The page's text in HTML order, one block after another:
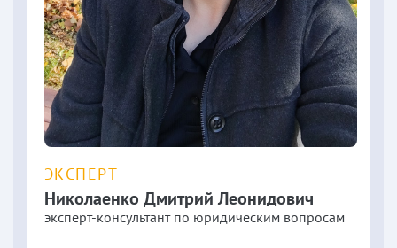
ЭКСПЕРТ
Николаенко Дмитрий Леонидович
эксперт-консультант по юридическим вопросам